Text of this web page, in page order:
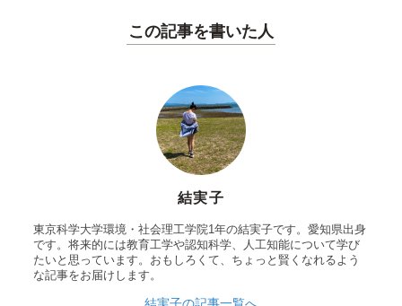
この記事を書いた人
結実子
東京科学大学環境・社会理工学院1年の結実子です。愛知県出身
です。将来的には教育工学や認知科学、人工知能について学び
たいと思っています。おもしろくて、ちょっと賢くなれるよう
な記事をお届けします。
結実子の記事一覧へ